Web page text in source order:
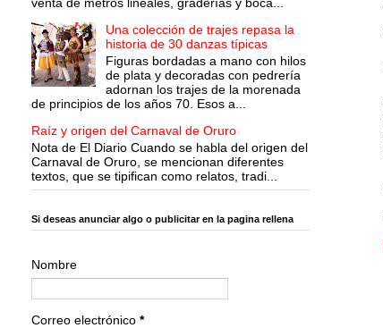
Una colección de trajes repasa la
historia de 30 danzas típicas
Figuras bordadas a mano con hilos
de plata y decoradas con pedrería
adornan los trajes de la morenada
de principios de los años 70. Esos a...
Raíz y origen del Carnaval de Oruro
Nota de El Diario Cuando se habla del origen del
Carnaval de Oruro, se mencionan diferentes
textos, que se tipifican como relatos, tradi...
Si deseas anunciar algo o publicitar en la pagina rellena
Nombre
Correo electrónico *